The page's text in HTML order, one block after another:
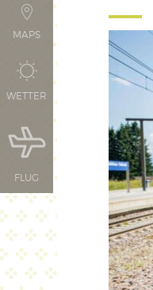
MAPS
WETTER
FLUG